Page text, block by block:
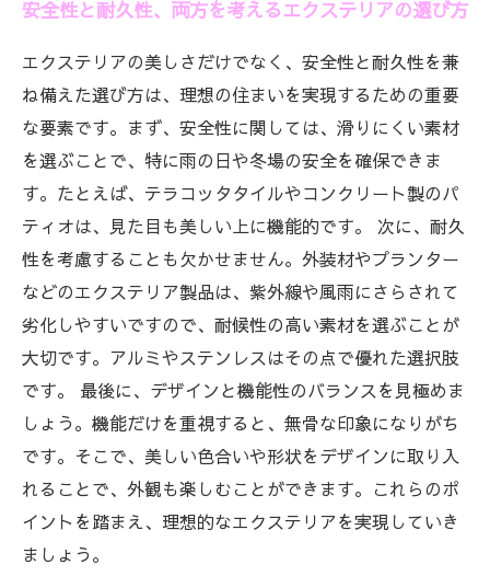
安全性と耐久性、両方を考えるエクステリアの選び方
エクステリアの美しさだけでなく、安全性と耐久性を兼
ね備えた選び方は、理想の住まいを実現するための重要
な要素です。まず、安全性に関しては、滑りにくい素材
を選ぶことで、特に雨の日や冬場の安全を確保できま
す。たとえば、テラコッタタイルやコンクリート製のパ
ティオは、見た目も美しい上に機能的です。 次に、耐久
性を考慮することも欠かせません。外装材やプランター
などのエクステリア製品は、紫外線や風雨にさらされて
劣化しやすいですので、耐候性の高い素材を選ぶことが
大切です。アルミやステンレスはその点で優れた選択肢
です。 最後に、デザインと機能性のバランスを見極めま
しょう。機能だけを重視すると、無骨な印象になりがち
です。そこで、美しい色合いや形状をデザインに取り入
れることで、外観も楽しむことができます。これらのポ
イントを踏まえ、理想的なエクステリアを実現していき
ましょう。